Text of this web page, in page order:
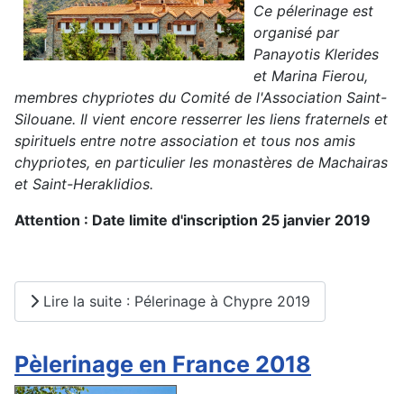
Ce pélerinage est
organisé par
Panayotis Klerides
et Marina Fierou,
membres chypriotes du Comité de l'Association Saint-
Silouane. Il vient encore resserrer les liens fraternels et
spirituels entre notre association et tous nos amis
chypriotes, en particulier les monastères de Machairas
et Saint-Heraklidios.
Attention : Date limite d'inscription 25 janvier 2019
Lire la suite : Pélerinage à Chypre 2019
Pèlerinage en France 2018